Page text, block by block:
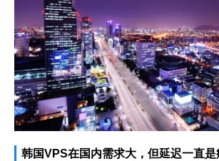
韩国VPS在国内需求大，但延迟一直是